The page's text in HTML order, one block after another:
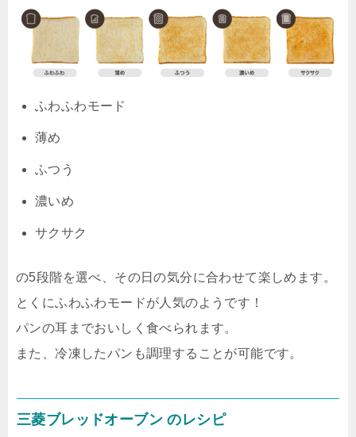
ふわふわモード
薄め
ふつう
濃いめ
サクサク
の5段階を選べ、その日の気分に合わせて楽しめます。
とくにふわふわモードが人気のようです！
パンの耳までおいしく食べられます。
また、冷凍したパンも調理することが可能です。
三菱ブレッドオーブン のレシピ